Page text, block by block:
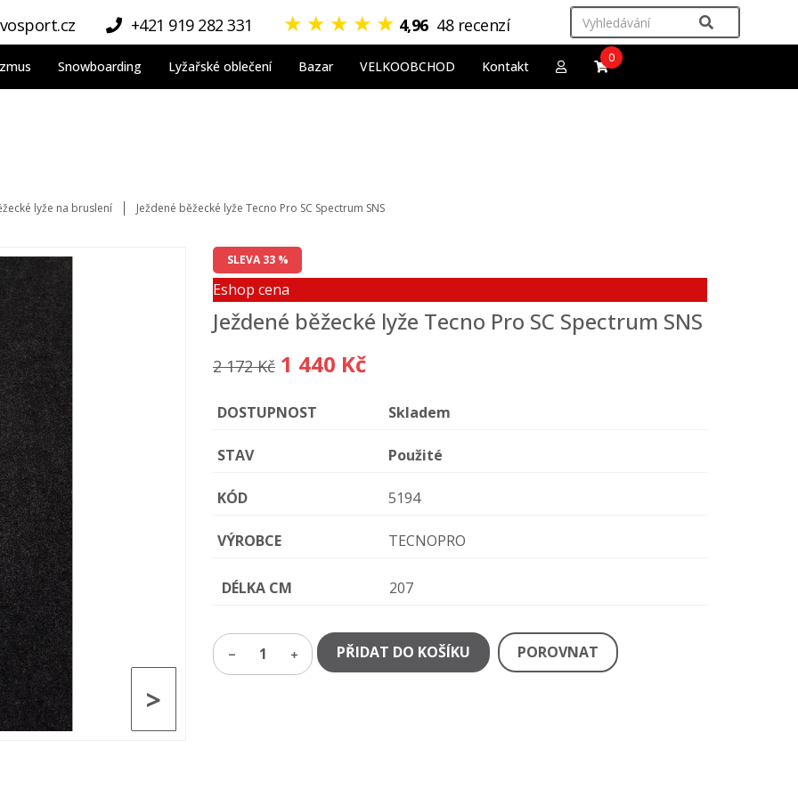
+421 919 282 331 ★ ★ ★ ★ ★ 4,96 48 recenzí
Snowboarding Lyžařské oblečení Bazar VELKOOBCHOD Kontakt
0
lyže na bruslení Ježdené běžecké lyže Tecno Pro SC Spectrum SNS
>
SLEVA 33 %
Eshop cena
Ježdené běžecké lyže Tecno Pro SC Spectrum SNS
2 172 Kč 1 440 Kč
DOSTUPNOST Skladem
STAV Použité
KÓD 5194
VÝROBCE TECNOPRO
DÉLKA CM 207
1 PŘIDAT DO KOŠÍKU POROVNAT